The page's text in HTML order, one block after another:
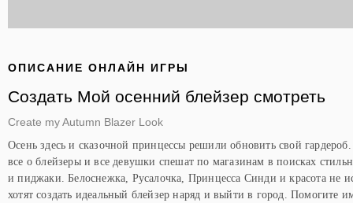
ОПИСАНИЕ ОНЛАЙН ИГРЫ
Создать Мой осенний блейзер смотреть
Create my Autumn Blazer Look
Осень здесь и сказочной принцессы решили обновить свой
все о блейзеры и все девушки спешат по магазинам в поисках
и пиджаки. Белоснежка, Русалочка, Принцесса Синди и красота не
хотят создать идеальный блейзер наряд и выйти в город. Помогите